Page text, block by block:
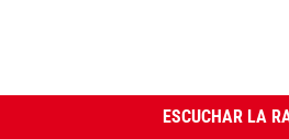
ESCUCHAR LA